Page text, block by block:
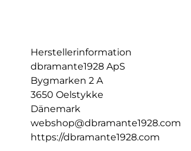
Herstellerinformation
dbramante1928 ApS
Bygmarken 2 A
3650 Oelstykke
Dänemark
webshop@dbramante1928.com
https://dbramante1928.com